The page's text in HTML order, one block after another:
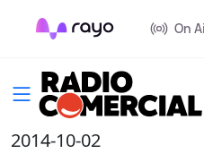
On
2014-10-02